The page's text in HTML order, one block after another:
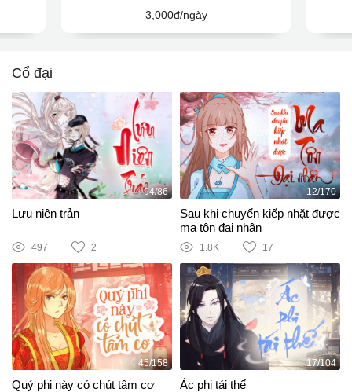
3,000đ/ngày
Cổ đại
94/86
Lưu niên trản
497 2
12/170
Sau khi chuyển kiếp nhặt được
ma tôn đại nhân
1.8K 17
45/158
Quý phi này có chút tâm cơ
17/104
Ác phi tái thế